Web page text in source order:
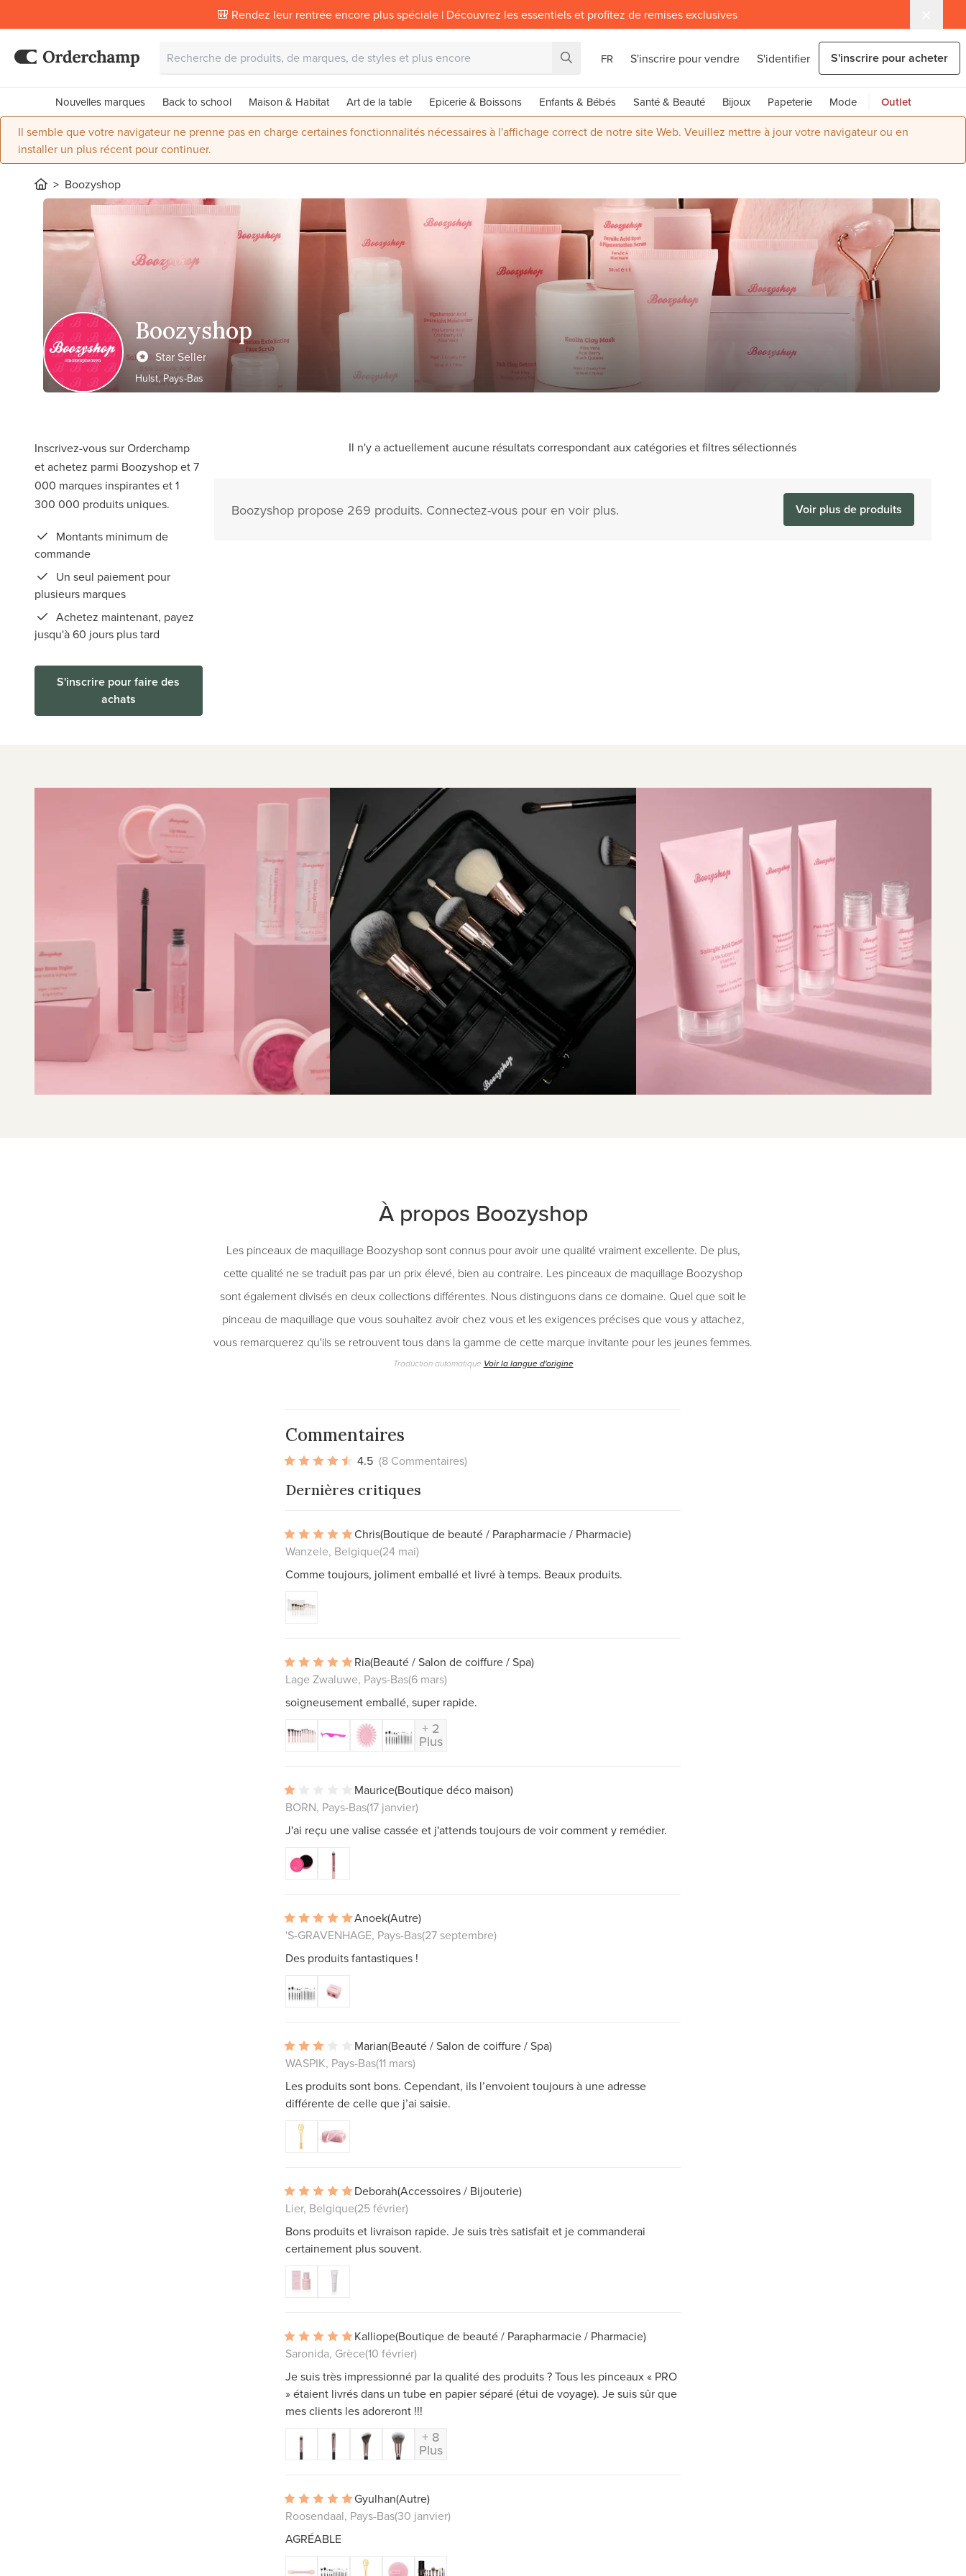
🎒 Rendez leur rentrée encore plus spéciale | Découvrez les essentiels et profitez de remises exclusives
FR S'inscrire pour vendre S'identifier S'inscrire pour acheter
Nouvelles marques Back to school Maison & Habitat Art de la table Epicerie & Boissons Enfants & Bébés Santé & Beauté Bijoux Papeterie Mode Outlet
Il semble que votre navigateur ne prenne pas en charge certaines fonctionnalités nécessaires à l'affichage correct de notre site Web. Veuillez mettre à jour votre navigateur ou en
installer un plus récent pour continuer.
Boozyshop
Boozyshop
Star Seller
Hulst, Pays-Bas
Inscrivez-vous sur Orderchamp
et achetez parmi Boozyshop et 7
000 marques inspirantes et 1
300 000 produits uniques.
Montants minimum de
commande
Un seul paiement pour
plusieurs marques
Achetez maintenant, payez
jusqu'à 60 jours plus tard
S'inscrire pour faire des
achats
Il n'y a actuellement aucune résultats correspondant aux catégories et filtres sélectionnés
Boozyshop propose 269 produits. Connectez-vous pour en voir plus. Voir plus de produits
À propos Boozyshop
Les pinceaux de maquillage Boozyshop sont connus pour avoir une qualité vraiment excellente. De plus,
cette qualité ne se traduit pas par un prix élevé, bien au contraire. Les pinceaux de maquillage Boozyshop
sont également divisés en deux collections différentes. Nous distinguons dans ce domaine. Quel que soit le
pinceau de maquillage que vous souhaitez avoir chez vous et les exigences précises que vous y attachez,
vous remarquerez qu'ils se retrouvent tous dans la gamme de cette marque invitante pour les jeunes femmes.
Traduction automatique Voir la langue d'origine
Commentaires
4.5 (8 Commentaires)
Dernières critiques
Chris(Boutique de beauté / Parapharmacie / Pharmacie)
Wanzele, Belgique(24 mai)
Comme toujours, joliment emballé et livré à temps. Beaux produits.
Ria(Beauté / Salon de coiffure / Spa)
Lage Zwaluwe, Pays-Bas(6 mars)
soigneusement emballé, super rapide.
+ 2
Plus
Maurice(Boutique déco maison)
BORN, Pays-Bas(17 janvier)
J'ai reçu une valise cassée et j'attends toujours de voir comment y remédier.
Anoek(Autre)
'S-GRAVENHAGE, Pays-Bas(27 septembre)
Des produits fantastiques !
Marian(Beauté / Salon de coiffure / Spa)
WASPIK, Pays-Bas(11 mars)
Les produits sont bons. Cependant, ils l’envoient toujours à une adresse
différente de celle que j’ai saisie.
Deborah(Accessoires / Bijouterie)
Lier, Belgique(25 février)
Bons produits et livraison rapide. Je suis très satisfait et je commanderai
certainement plus souvent.
Kalliope(Boutique de beauté / Parapharmacie / Pharmacie)
Saronida, Grèce(10 février)
Je suis très impressionné par la qualité des produits ? Tous les pinceaux « PRO
» étaient livrés dans un tube en papier séparé (étui de voyage). Je suis sûr que
mes clients les adoreront !!!
+ 8
Plus
Gyulhan(Autre)
Roosendaal, Pays-Bas(30 janvier)
AGRÉABLE